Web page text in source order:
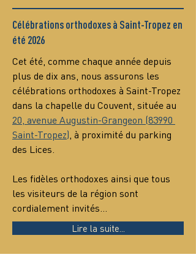
Célébrations orthodoxes à Saint-Tropez en
été 2026
Cet été, comme chaque année depuis
plus de dix ans, nous assurons les
célébrations orthodoxes à Saint-Tropez
dans la chapelle du Couvent, située au
20, avenue Augustin-Grangeon (83990
Saint-Tropez), à proximité du parking
des Lices.
Les fidèles orthodoxes ainsi que tous
les visiteurs de la région sont
cordialement invités…
Lire la suite...